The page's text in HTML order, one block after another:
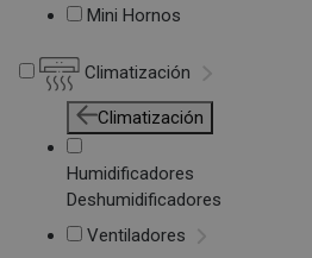
Mini Hornos
Climatización
Climatización
Humidificadores
Deshumidificadores
Ventiladores